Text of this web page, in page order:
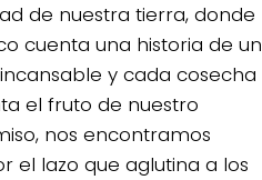
de nuestra tierra, donde
cuenta una historia de un
y cada cosecha
el fruto de nuestro
nos encontramos
el lazo que aglutina a los